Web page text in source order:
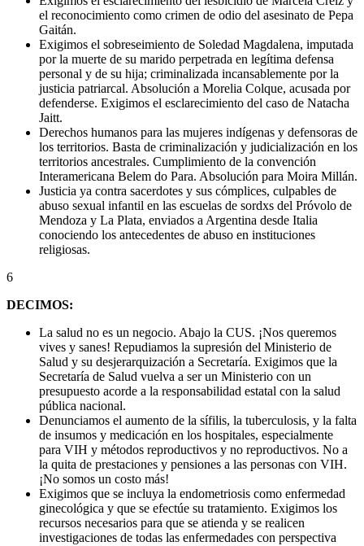
el reconocimiento como crimen de odio del asesinato de Pepa
Gaitán.
Exigimos el sobreseimiento de Soledad Magdalena, imputada
por la muerte de su marido perpetrada en legítima defensa
personal y de su hija; criminalizada incansablemente por la
justicia patriarcal. Absolución a Morelia Colque, acusada por
defenderse. Exigimos el esclarecimiento del caso de Natacha
Jaitt.
Derechos humanos para las mujeres indígenas y defensoras de
los territorios. Basta de criminalización y judicialización en los
territorios ancestrales. Cumplimiento de la convención
Interamericana Belem do Para. Absolución para Moira Millán.
Justicia ya contra sacerdotes y sus cómplices, culpables de
abuso sexual infantil en las escuelas de sordxs del Próvolo de
Mendoza y La Plata, enviados a Argentina desde Italia
conociendo los antecedentes de abuso en instituciones
religiosas.
6
DECIMOS:
La salud no es un negocio. Abajo la CUS. ¡Nos queremos
vives y sanes! Repudiamos la supresión del Ministerio de
Salud y su desjerarquización a Secretaría. Exigimos que la
Secretaría de Salud vuelva a ser un Ministerio con un
presupuesto acorde a la responsabilidad estatal con la salud
pública nacional.
Denunciamos el aumento de la sífilis, la tuberculosis, y la falta
de insumos y medicación en los hospitales, especialmente
para VIH y métodos reproductivos y no reproductivos. No a
la quita de prestaciones y pensiones a las personas con VIH.
¡No somos un costo más!
Exigimos que se incluya la endometriosis como enfermedad
ginecológica y que se efectúe su tratamiento. Exigimos los
recursos necesarios para que se atienda y se realicen
investigaciones de todas las enfermedades con perspectiva